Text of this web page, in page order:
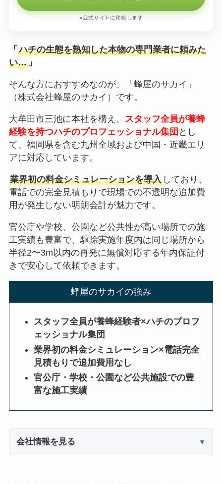
※公式サイトに移動します
「 ハチの生態を熟知した本物の専門業者に頼みた
い…」
そんな方におすすめなのが、「蜂屋のサカイ」
（株式会社蜂屋のサカイ）です。
大牟田市三池に本社を構え、
スタッフ全員が養蜂
経験を持つハチのプロフェッショナル集団 とし
て、福岡県を含む九州全域および中国・近畿エリ
アに対応しています。
業界初の料金シミュレーションを導入しており、
電話での完全見積もりで現場での不透明な追加費
用が発生しない明朗会計が魅力です。
官公庁や学校、公園など公共性が高い場所での施
工実績も豊富で、駆除実施年度内は同じ場所から
半径2〜3m以内の再発に無償対応する年内保証付
きで安心して依頼できます。
蜂屋のサカイの強み
スタッフ全員が養蜂経験者×ハチのプロフ
ェッショナル集団
業界初の料金シミュレーション×電話完全
見積もりで追加費用なし
官公庁・学校・公園など公共施設での豊
富な施工実績
会社情報を見る